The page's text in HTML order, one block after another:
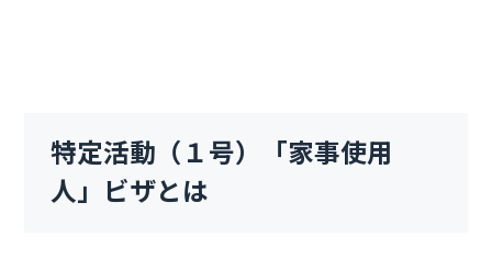
特定活動（１号）「家事使用
人」ビザとは